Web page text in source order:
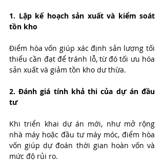
1. Lập kế hoạch sản xuất và kiểm soát
tồn kho
Điểm hòa vốn giúp xác định sản lượng tối
thiểu cần đạt để tránh lỗ, từ đó tối ưu hóa
sản xuất và giảm tồn kho dư thừa.
2. Đánh giá tính khả thi của dự án đầu
tư
Khi triển khai dự án mới, như mở rộng
nhà máy hoặc đầu tư máy móc, điểm hòa
vốn giúp dự đoán thời gian hoàn vốn và
mức độ rủi ro.